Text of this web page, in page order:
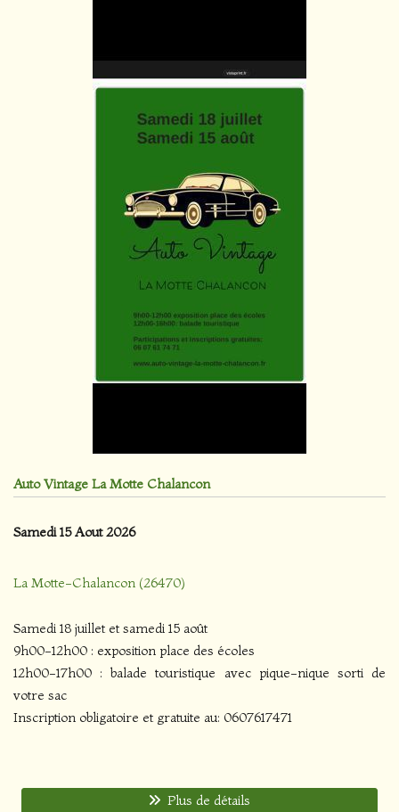
Auto Vintage La Motte Chalancon
Samedi 15 Aout 2026
La Motte-Chalancon (26470)
Samedi 18 juillet et samedi 15 août
9h00-12h00 : exposition place des écoles
12h00-17h00 : balade touristique avec pique-nique sorti de
votre sac
Inscription obligatoire et gratuite au: 0607617471
Plus de détails